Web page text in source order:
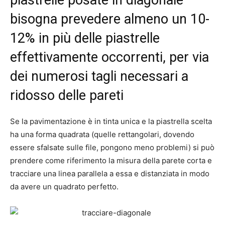
bisogna prevedere almeno un 10-
12% in più delle piastrelle
effettivamente occorrenti, per via
dei numerosi tagli necessari a
ridosso delle pareti
Se la pavimentazione è in tinta unica e la piastrella scelta
ha una forma quadrata (quelle rettangolari, dovendo
essere sfalsate sulle file, pongono meno problemi) si può
prendere come riferimento la misura della parete corta e
tracciare una linea parallela a essa e distanziata in modo
da avere un quadrato perfetto.